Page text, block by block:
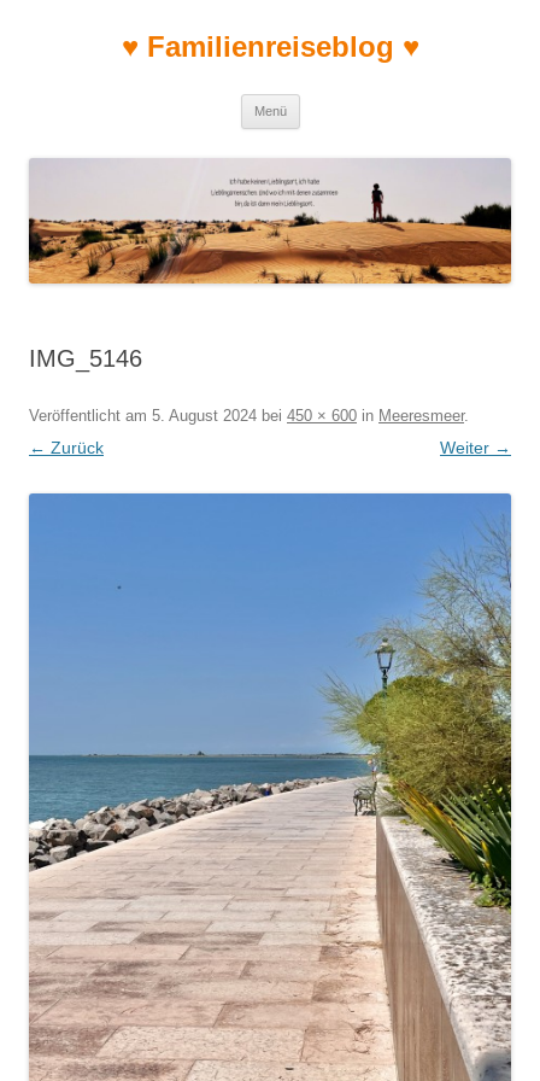
♥ Familienreiseblog ♥
Menü
IMG_5146
Veröffentlicht am 5. August 2024 bei 450 × 600 in Meeresmeer.
← Zurück Weiter →